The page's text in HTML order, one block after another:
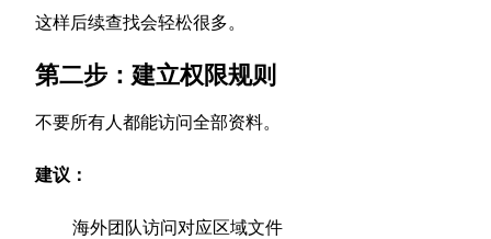
这样后续查找会轻松很多。
第二步：建立权限规则
不要所有人都能访问全部资料。
建议：
海外团队访问对应区域文件